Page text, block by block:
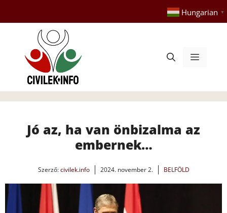
tartalomba
Hungarian ▼
Menü
Jó az, ha van önbizalma az
embernek…
Szerző:civilek.info 2024. november 2. BELFÖLD